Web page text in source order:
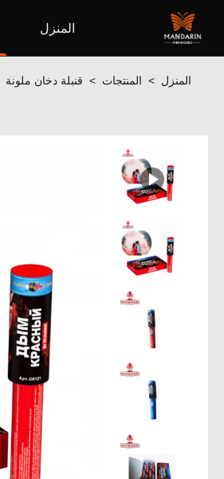
المنزل
المنزل > المنتجات > قنبلة دخان ملونة